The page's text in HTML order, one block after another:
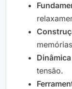
tensão.